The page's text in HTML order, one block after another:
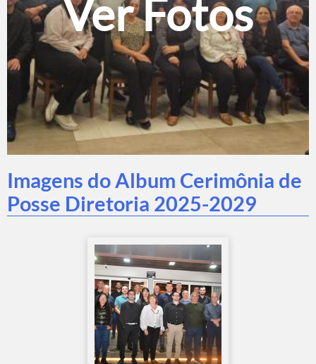
Ver Fotos
Imagens do Album Cerimônia de
Posse Diretoria 2025-2029